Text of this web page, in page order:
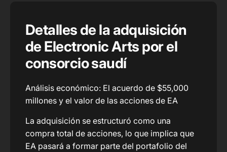
Detalles de la adquisición
de Electronic Arts por el
consorcio saudí
Análisis económico: El acuerdo de $55,000
millones y el valor de las acciones de EA
La adquisición se estructuró como una
compra total de acciones, lo que implica que
EA pasará a formar parte del portafolio del